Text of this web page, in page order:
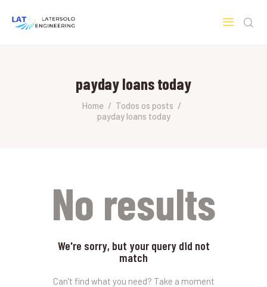
payday loans today
Home
Todos os posts
payday loans today
SOBRE A LATERSOLO
ENGINEERING
No results
We're sorry, but your query did not
match
Can't find what you need? Take a moment